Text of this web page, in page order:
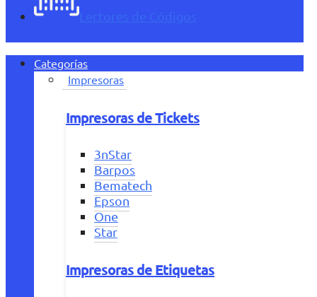
Lectores de Códigos
Categorías
Impresoras
Impresoras de Tickets
3nStar
Barpos
Bematech
Epson
One
Star
Impresoras de Etiquetas